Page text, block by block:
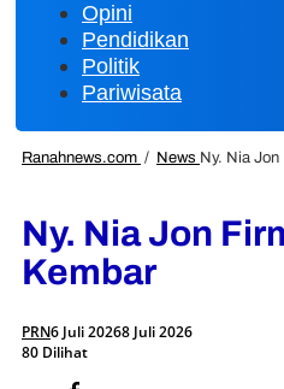
Opini
Pendidikan
Politik
Pariwisata
Ranahnews.com / News Ny. Nia
Ny. Nia Jon
Kembar
PRN6 Juli 20268 Juli 2026
80 Dilihat